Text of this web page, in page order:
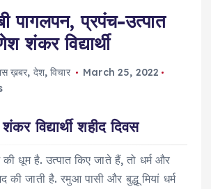
पागलपन, प्रपंच-उत्पात
शंकर विद्यार्थी
ख़बर, देश,विचार
March 25, 2022
विद्यार्थी शहीद दिवस
धूम है. उत्पात किए जाते हैं, तो धर्म और
की जाती है. रमुआ पासी और बुद्धू मियां धर्म